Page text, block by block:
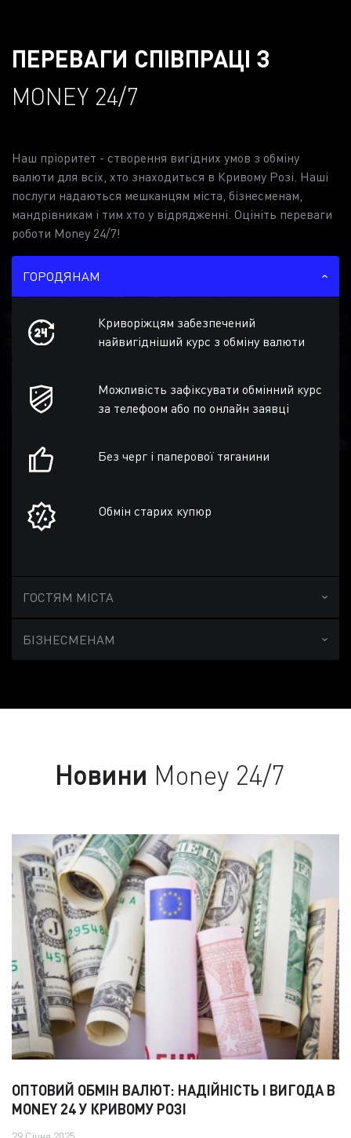
ПЕРЕВАГИ СПІВПРАЦІ З
MONEY 24/7
Наш пріоритет - створення вигідних умов з обміну
валюти для всіх, хто знаходиться в Кривому Розі. Наші
послуги надаються мешканцям міста, бізнесменам,
мандрівникам і тим хто у відрядженні. Оцініть переваги
роботи Money 24/7!
ГОРОДЯНАМ
Криворіжцям забезпечений
найвигідніший курс з обміну валюти
Можливість зафіксувати обмінний курс
за телефоом або по онлайн заявці
Без черг і паперової тяганини
Обмін старих купюр
ГОСТЯМ МІСТА
БІЗНЕСМЕНАМ
Новини Money 24/7
ОПТОВИЙ ОБМІН ВАЛЮТ: НАДІЙНІСТЬ І ВИГОДА В
MONEY 24 У КРИВОМУ РОЗІ